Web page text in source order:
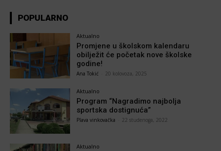
POPULARNO
Aktualno
Promjene u školskom kalendaru
obilježit će početak nove školske
godine!
Ana Tokić 20 kolovoza, 2025
Aktualno
Program “Nagradimo najbolja
sportska dostignuća”
Plava vinkovačka 22 studenoga, 2022
Aktualno